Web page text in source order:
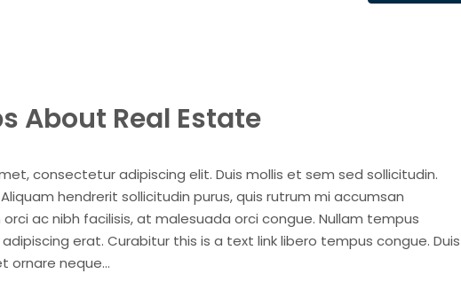
About Real Estate
consectetur adipiscing elit. Duis mollis et sem sed sollicitudin.
hendrerit sollicitudin purus, quis rutrum mi accumsan
ac nibh facilisis, at malesuada orci congue. Nullam tempus
erat. Curabitur this is a text link libero tempus congue. Duis
ornare neque...